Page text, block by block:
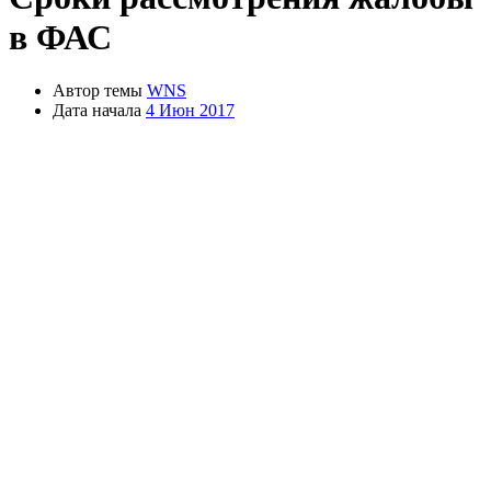
в ФАС
Автор темы WNS
Дата начала 4 Июн 2017